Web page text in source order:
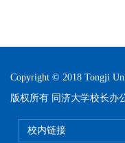
Copyright © 2018 Tongji
版权所有 同济大学校长办